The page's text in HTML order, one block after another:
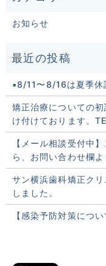
お知らせ
▪️8/11〜8/16は夏季休
矯正治療についての
け付けております。
【メール相談受付中
ら、お問い合わせ欄
サン横浜歯科矯正ク
しました。
【感染予防対策につ